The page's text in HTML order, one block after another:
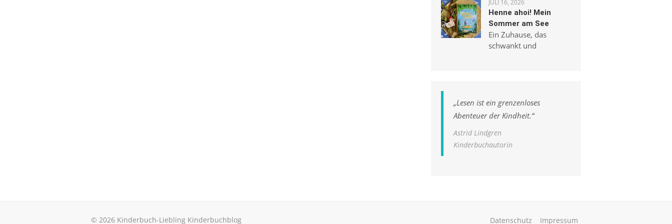
JULI 16, 2026
Henne ahoi! Mein
Sommer am See
Ein Zuhause, das
schwankt und
„Lesen ist ein grenzenloses
Abenteuer der Kindheit.“
Astrid Lindgren
Kinderbuchautorin
© 2026 Kinderbuch-Liebling Kinderbuchblog Datenschutz Impressum